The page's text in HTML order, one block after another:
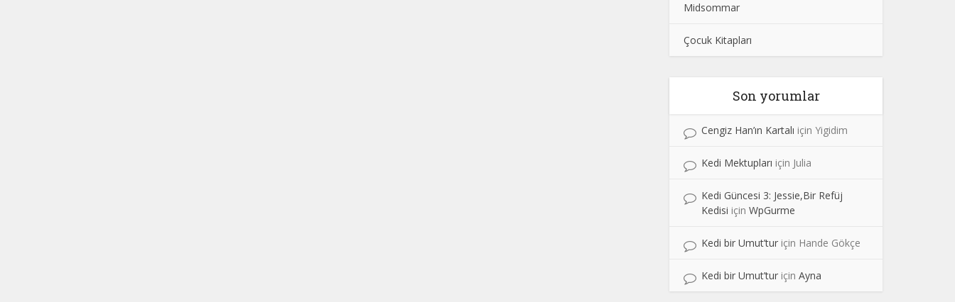
Midsommar
Çocuk Kitapları
Son yorumlar
Cengiz Han’ın Kartalı için Yigidim
Kedi Mektupları için Julia
Kedi Güncesi 3: Jessie,Bir Refüj
Kedisi için WpGurme
Kedi bir Umut’tur için Hande Gökçe
Kedi bir Umut’tur için Ayna